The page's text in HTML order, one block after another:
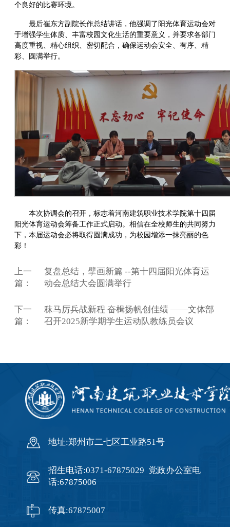
个良好的比赛环境。
最后崔东方副院长作总结讲话，他强调了阳光体育运动会对
于增强学生体质、丰富校园文化生活的重要意义，并要求各部门
高度重视、精心组织、密切配合，确保运动会安全、有序、精
彩、圆满举行。
本次协调会的召开，标志着河南建筑职业技术学院第十四届
阳光体育运动会筹备工作正式启动。相信在全校师生的共同努力
下，本届运动会必将取得圆满成功，为校园增添一抹亮丽的色
彩！
上一
篇：
复盘总结，擘画新篇 --第十四届阳光体育运
动会总结大会圆满举行
下一
篇：
秣马厉兵战新程 奋楫扬帆创佳绩 ——文体部
召开2025新学期学生运动队教练员会议
地址:郑州市二七区工业路51号
招生电话:0371-67875029 党政办公室电
话:67875006
传真:67875007